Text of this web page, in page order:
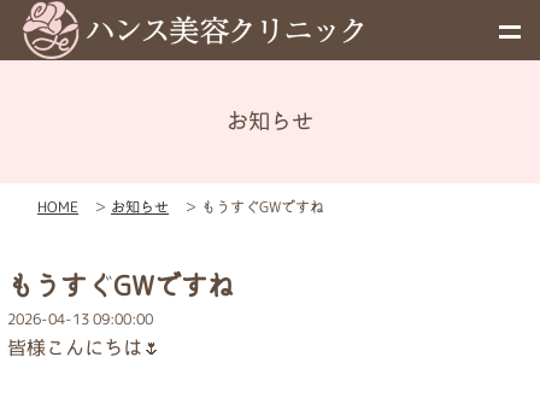
メニュー
予約
お知らせ
HOME ＞ お知らせ ＞ もうすぐGWですね
もうすぐGWですね
2026-04-13 09:00:00
皆様こんにちは🌷